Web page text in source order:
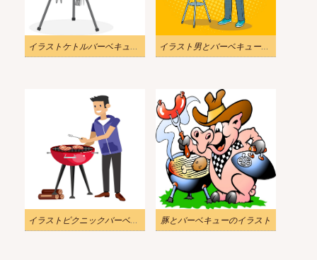
イラストケトルバーベキューグリルpng イラスト男とバーベキューのポップアート
イラストピクニックバーベキューパーティーpng 豚とバーベキューのイラスト